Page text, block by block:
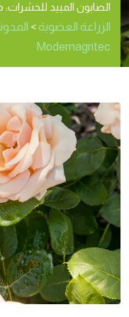
الصابون المبيد
الزراعة العضوية>
Modernagritec